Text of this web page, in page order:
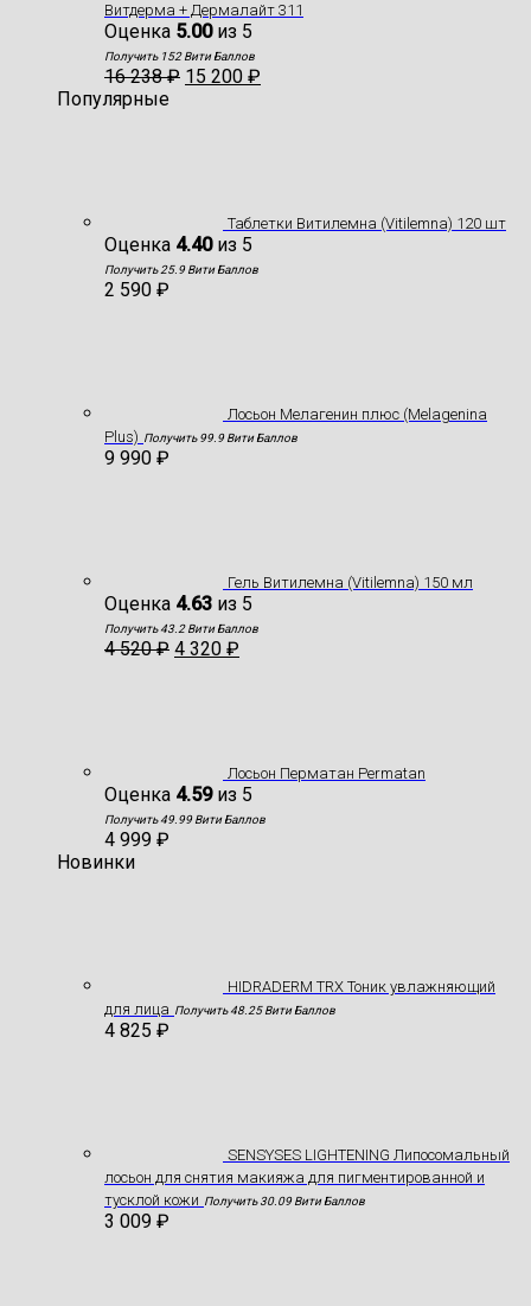
Витдерма + Дермалайт 311
Оценка 5.00из 5
Получить 152 Вити Баллов
16 238₽ 15 200 ₽
Популярные
Таблетки Витилемна (Vitilemna) 120 шт
Оценка 4.40из 5
Получить 25.9 Вити Баллов
2 590 ₽
Лосьон Мелагенин плюс (Melagenina
Plus) Получить 99.9 Вити Баллов
9 990 ₽
Гель Витилемна (Vitilemna) 150 мл
Оценка 4.63 из 5
Получить 43.2 Вити Баллов
4 520₽ 4 320 ₽
Лосьон Перматан Permatan
Оценка 4.59из 5
Получить 49.99 Вити Баллов
4 999 ₽
Новинки
HIDRADERM TRX Тоник увлажняющий
для лица Получить 48.25 Вити Баллов
4 825 ₽
SENSYSES LIGHTENING Липосомальный
лосьон для снятия макияжа для пигментированной и
тусклой кожи Получить 30.09 Вити Баллов
3 009 ₽